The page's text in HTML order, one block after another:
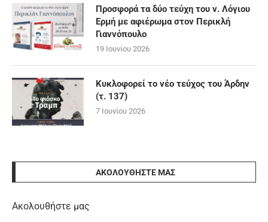
Προσφορά τα δύο τεύχη του ν. Λόγιου
Ερμή με αφιέρωμα στον Περικλή
Γιαννόπουλο
19 Ιουνίου 2026
Κυκλοφορεί το νέο τεύχος του Άρδην
(τ. 137)
7 Ιουνίου 2026
ΑΚΟΛΟΥΘΉΣΤΕ ΜΑΣ
Ακολουθήστε μας